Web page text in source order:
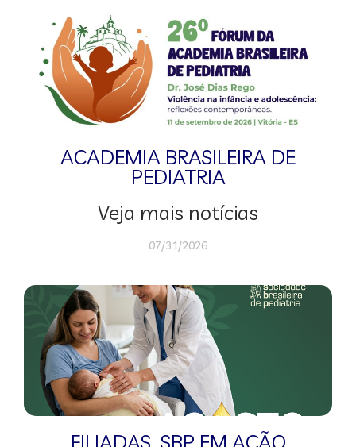
ACADEMIA BRASILEIRA DE
PEDIATRIA
Veja mais notícias
07/31/2026